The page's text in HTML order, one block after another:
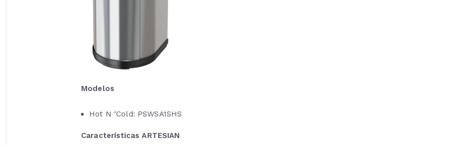
Modelos
Hot N ‘Cold: PSWSA1SHS
Características ARTESIAN